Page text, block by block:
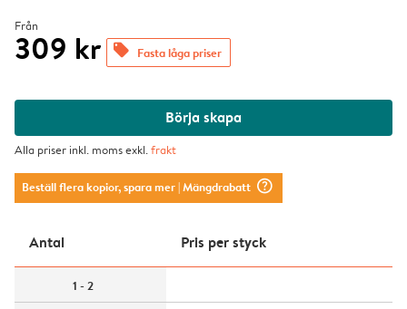
Från
309 kr offers Fasta låga priser
Börja skapa
Alla priser inkl. moms exkl.frakt
Beställ flera kopior, spara mer| Mängdrabatt question_mark_circle
Antal Pris per styck
1 - 2